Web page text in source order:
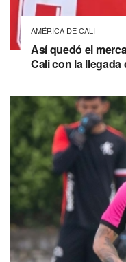
AMÉRICA DE CALI
Así quedó el
Cali con la